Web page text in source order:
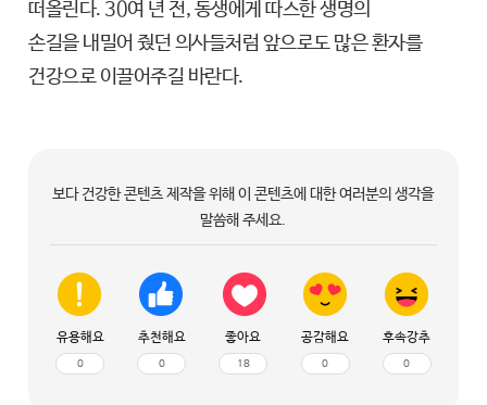
떠올린다. 30여 년 전, 동생에게 따스한 생명의
손길을 내밀어 줬던 의사들처럼 앞으로도 많은 환자를
건강으로 이끌어주길 바란다.
보다 건강한 콘텐츠 제작을 위해 이 콘텐츠에 대한 여러분의 생각을
말씀해 주세요.
유용해요
0
추천해요
0
좋아요
18
공감해요
0
후속강추
0